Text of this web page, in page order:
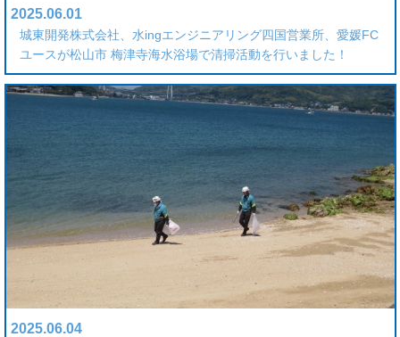
2025.06.01
城東開発株式会社、水ingエンジニアリング四国営業所、愛媛FC
ユースが松山市 梅津寺海水浴場で清掃活動を行いました！
2025.06.04